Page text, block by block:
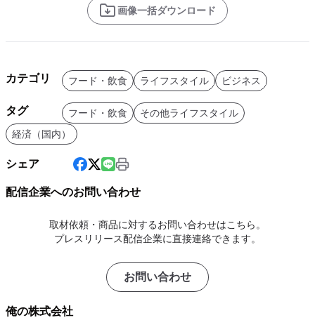
画像一括ダウンロード
カテゴリ フード・飲食 ライフスタイル ビジネス
タグ フード・飲食
その他ライフスタイル
経済（国内）
シェア
配信企業へのお問い合わせ
取材依頼・商品に対するお問い合わせはこちら。
プレスリリース配信企業に直接連絡できます。
お問い合わせ
俺の株式会社